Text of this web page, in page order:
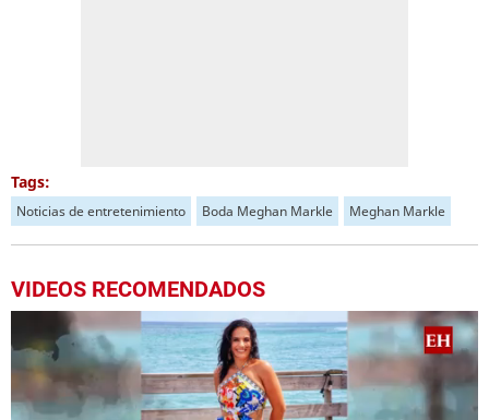
Tags:
Noticias de entretenimiento Boda Meghan Markle Meghan Markle
VIDEOS RECOMENDADOS